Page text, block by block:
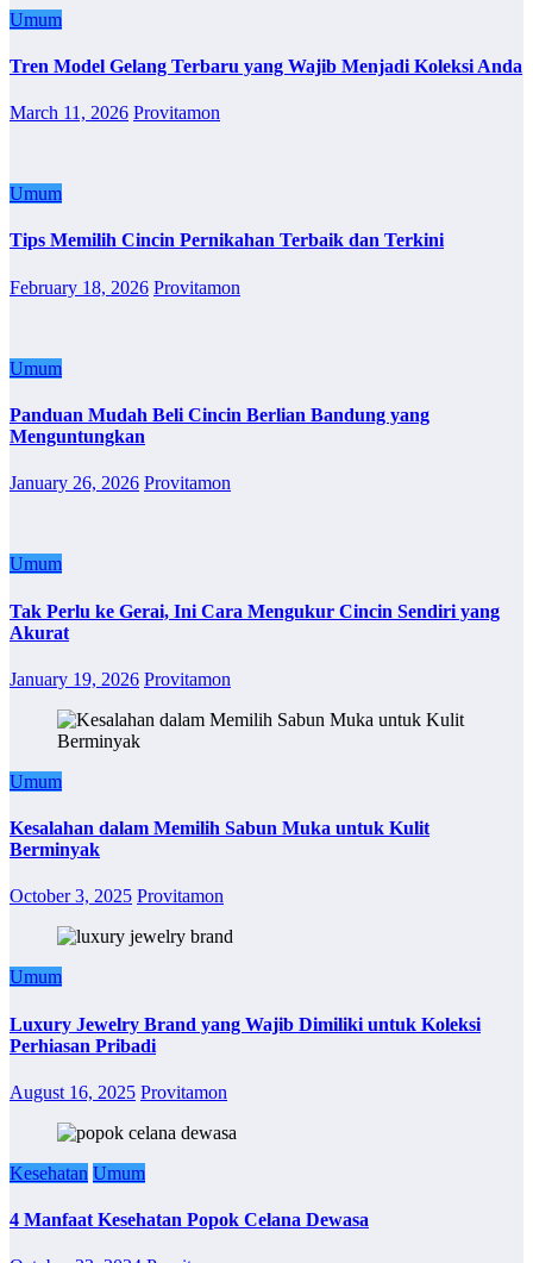
Umum
Tren Model Gelang Terbaru yang Wajib Menjadi Koleksi Anda
March 11, 2026 Provitamon
Umum
Tips Memilih Cincin Pernikahan Terbaik dan Terkini
February 18, 2026 Provitamon
Umum
Panduan Mudah Beli Cincin Berlian Bandung yang
Menguntungkan
January 26, 2026 Provitamon
Umum
Tak Perlu ke Gerai, Ini Cara Mengukur Cincin Sendiri yang
Akurat
January 19, 2026 Provitamon
Umum
Kesalahan dalam Memilih Sabun Muka untuk Kulit
Berminyak
October 3, 2025 Provitamon
Umum
Luxury Jewelry Brand yang Wajib Dimiliki untuk Koleksi
Perhiasan Pribadi
August 16, 2025 Provitamon
Kesehatan Umum
4 Manfaat Kesehatan Popok Celana Dewasa